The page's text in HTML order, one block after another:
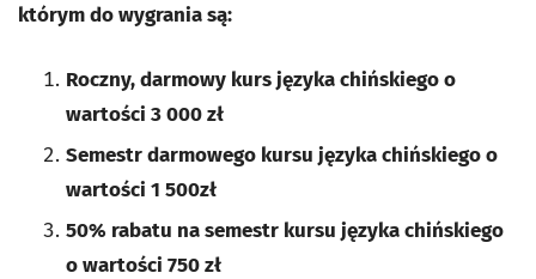
którym do wygrania są:
Roczny, darmowy kurs języka chińskiego o
wartości 3 000 zł
Semestr darmowego kursu języka chińskiego o
wartości 1 500zł
50% rabatu na semestr kursu języka chińskiego
o wartości 750 zł